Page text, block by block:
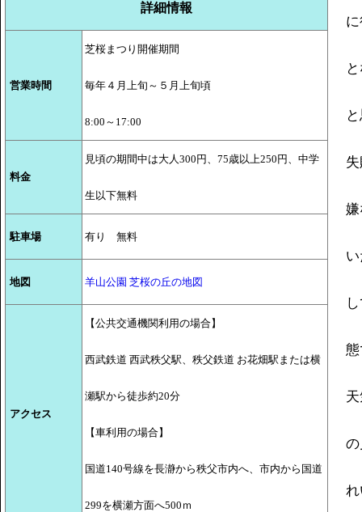
詳細情報
営業時間
芝桜まつり開催期間
毎年４月上旬～５月上旬頃
8:00～17:00
料金
見頃の期間中は大人300円、75歳以上250円、中学
生以下無料
駐車場 有り 無料
地図 羊山公園 芝桜の丘の地図
アクセス
【公共交通機関利用の場合】
西武鉄道 西武秩父駅、秩父鉄道 お花畑駅または横
瀬駅から徒歩約20分
【車利用の場合】
国道140号線を長瀞から秩父市内へ、市内から国道
299を横瀬方面へ500ｍ